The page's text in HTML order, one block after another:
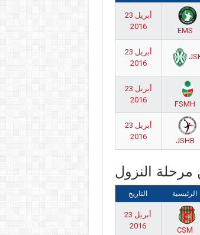
23 أبريل
2016
EMS
23 أبريل
2016
23 أبريل
2016
FSMH
23 أبريل
2016
JSHB
مرحلة النزول
التاريخ الرئيسية
23 أبريل
2016
CSM